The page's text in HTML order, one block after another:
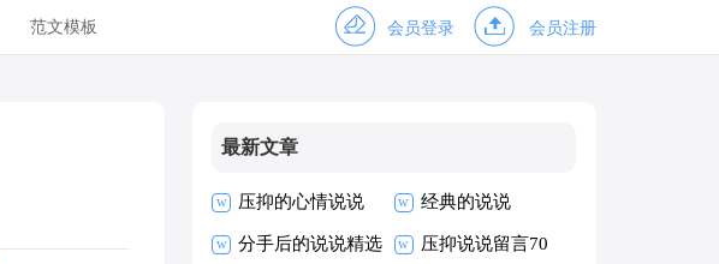
范文模板 会员登录 会员注册
最新文章
压抑的心情说说
15篇
经典的说说
分手后的说说精选 压抑说说留言70